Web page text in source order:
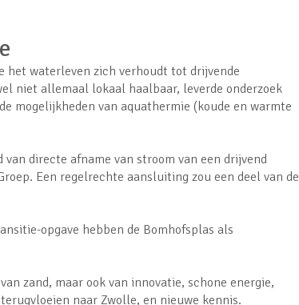
het waterleven zich verhoudt tot drijvende
niet allemaal lokaal haalbaar, leverde onderzoek
mogelijkheden van aquathermie (koude en warmte
directe afname van stroom van een drijvend
Een regelrechte aansluiting zou een deel van de
opgave hebben de Bomhofsplas als
zand, maar ook van innovatie, schone energie,
naar Zwolle, en nieuwe kennis.